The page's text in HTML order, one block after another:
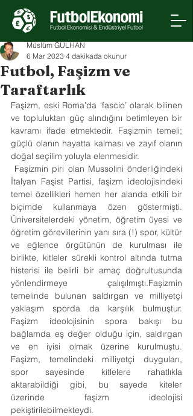
Futbol, Faşizm ve
Taraftarlık
Müslüm GÜLHAN
6 Mar 2023 4 dakikada okunur
Faşizm, eski Roma’da ‘fascio’ olarak bilinen
ve topluluktan güç alındığını betimleyen bir
kavramı ifade etmektedir. Faşizmin temeli;
güçlü olanın hayatta kalması ve zayıf olanın
doğal seçilim yoluyla elenmesidir.
Faşizmin piri olan Mussolini önderliğindeki
İtalyan Faşist Partisi, faşizm ideolojisindeki
temel özellikleri hemen her alanda etkili bir
biçimde kullanmaya özen göstermişti.
Üniversitelerdeki yönetim, öğretim üyesi ve
öğretim görevlilerinin yanı sıra (!) spor, kültür
ve eğlence örgütünün de kurulması ile
birlikte, kitleler sürekli kontrol altında tutma
histerisi ile belirli bir amaç doğrultusunda
yönlendirmeye çalışılmıştı.Faşizmin
temelinde bulunan saldırgan ve milliyetçi
yaklaşım sporda da karşılık bulmuştur.
Faşizm ideolojisinin spora bakışı bu
bağlamda eş değer olduğu için, saldırgan
ve en iyisi olmak üzerine kurulmuştu.
Faşizm, temelindeki milliyetçi duyguları,
spor sayesinde kitlelere rahatlıkla
aktarabildiği gibi, bu sayede kiteler
üzerinde faşizm ideolojisi
pekiştirilebilmekteydi.